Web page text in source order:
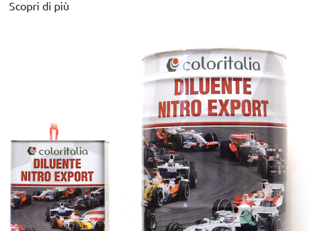
Scopri di più